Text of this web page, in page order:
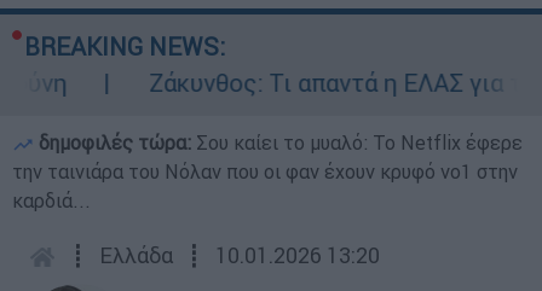
BREAKING NEWS:
Ζάκυνθος: Τι απαντά η ΕΛΑΣ για τους 8
δημοφιλές τώρα: Σου καίει το μυαλό: Το Netflix έφερε
την ταινιάρα του Νόλαν που οι φαν έχουν κρυφό νο1 στην
καρδιά...
┋ Ελλάδα ┋ 10.01.2026 13:20